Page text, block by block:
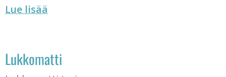
Lue lisää
Lukkomatti